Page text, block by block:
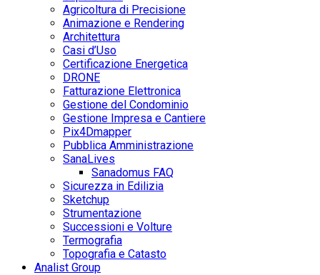
Agricoltura di Precisione
Animazione e Rendering
Architettura
Casi d’Uso
Certificazione Energetica
DRONE
Fatturazione Elettronica
Gestione del Condominio
Gestione Impresa e Cantiere
Pix4Dmapper
Pubblica Amministrazione
SanaLives
Sanadomus FAQ
Sicurezza in Edilizia
Sketchup
Strumentazione
Successioni e Volture
Termografia
Topografia e Catasto
Analist Group